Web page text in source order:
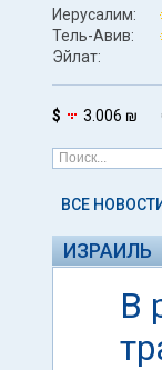
Иерусалим:
Тель-Авив:
Эйлат:
$ 3.006 ₪
ВСЕ НОВОСТИ
ИЗРАИЛЬ
В